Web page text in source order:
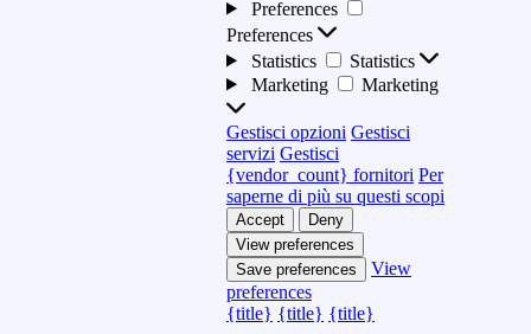
Preferences
Preferences
Statistics
Statistics
Marketing
Marketing
Gestisci opzioni Gestisci
servizi Gestisci
{vendor_count} fornitori Per
saperne di più su questi scopi
Accept
Deny
View preferences
Save preferences
View
preferences
{title} {title} {title}